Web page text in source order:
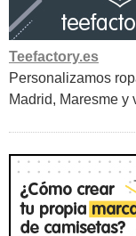
Teefactory.es
Personalizamos
Madrid, Maresme y